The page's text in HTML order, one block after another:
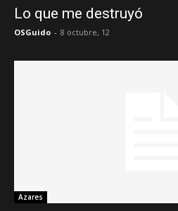
Lo que me destruyó
OSGuido - 8 octubre, 12
Azares